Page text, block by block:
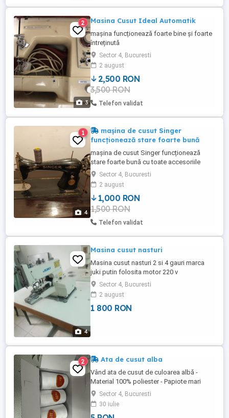
3
2 Masina Cusut Ideal Automatik
mașina funcționează foarte bine și foarte
întreținută
Sector 4, Bucuresti
2 august
2,500 RON
3,500 RON
Telefon validat
4
1
mașina de cusut Singer
funcționează stare foarte bună
mașina de cusut Singer funcționează
stare foarte bună cu toate accesoriile
Sector 4, Bucuresti
2 august
1,000 RON
1,500 RON
Telefon validat
4
Masina cusut nasturi
Masina cusut nasturi 2 si 4 gauri marca
juki putin folosita motor 220 v
Sector 4, Bucuresti
2 august
1 800 RON
2 Ata de cusut alba
Vând ata de cusut de culoarea albă -
Material 100% poliester - Papiote mari
5000 m finețe 120(40 2) - Papiotele sunt
noi în țiplă - Prețul este pe bucată -
Disponibile 90 buc - Pentru mai multe
Sector 4, Bucuresti
30 iulie